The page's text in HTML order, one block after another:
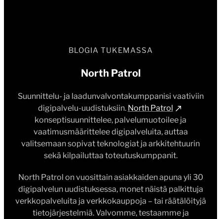
BLOGIA TUKEMASSA
North Patrol
Suunnittelu- ja laadunvalvontakumppanisi vaativiin
digipalvelu-uudistuksiin. North Patrol
konseptisuunnittelee, palvelumuotoilee ja
vaatimusmäärittelee digipalveluita, auttaa
valitsemaan sopivat teknologiat ja arkkitehtuurin
sekä kilpailuttaa toteutuskumppanit.
North Patrol on vuosittain asiakkaiden apuna yli 30
digipalvelun uudistuksessa, monet näistä palkittuja
verkkopalveluita ja verkkokauppoja – tai räätälöityjä
tietojärjestelmiä. Valvomme, testaamme ja